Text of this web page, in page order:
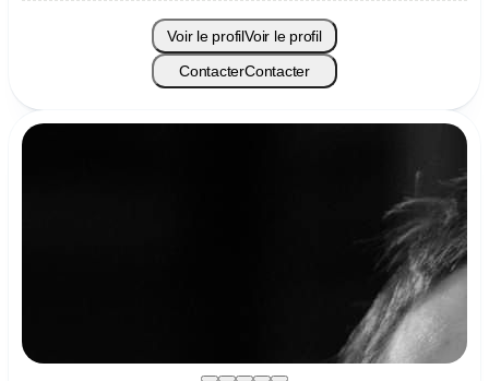
Voir le profilVoir le profil
ContacterContacter